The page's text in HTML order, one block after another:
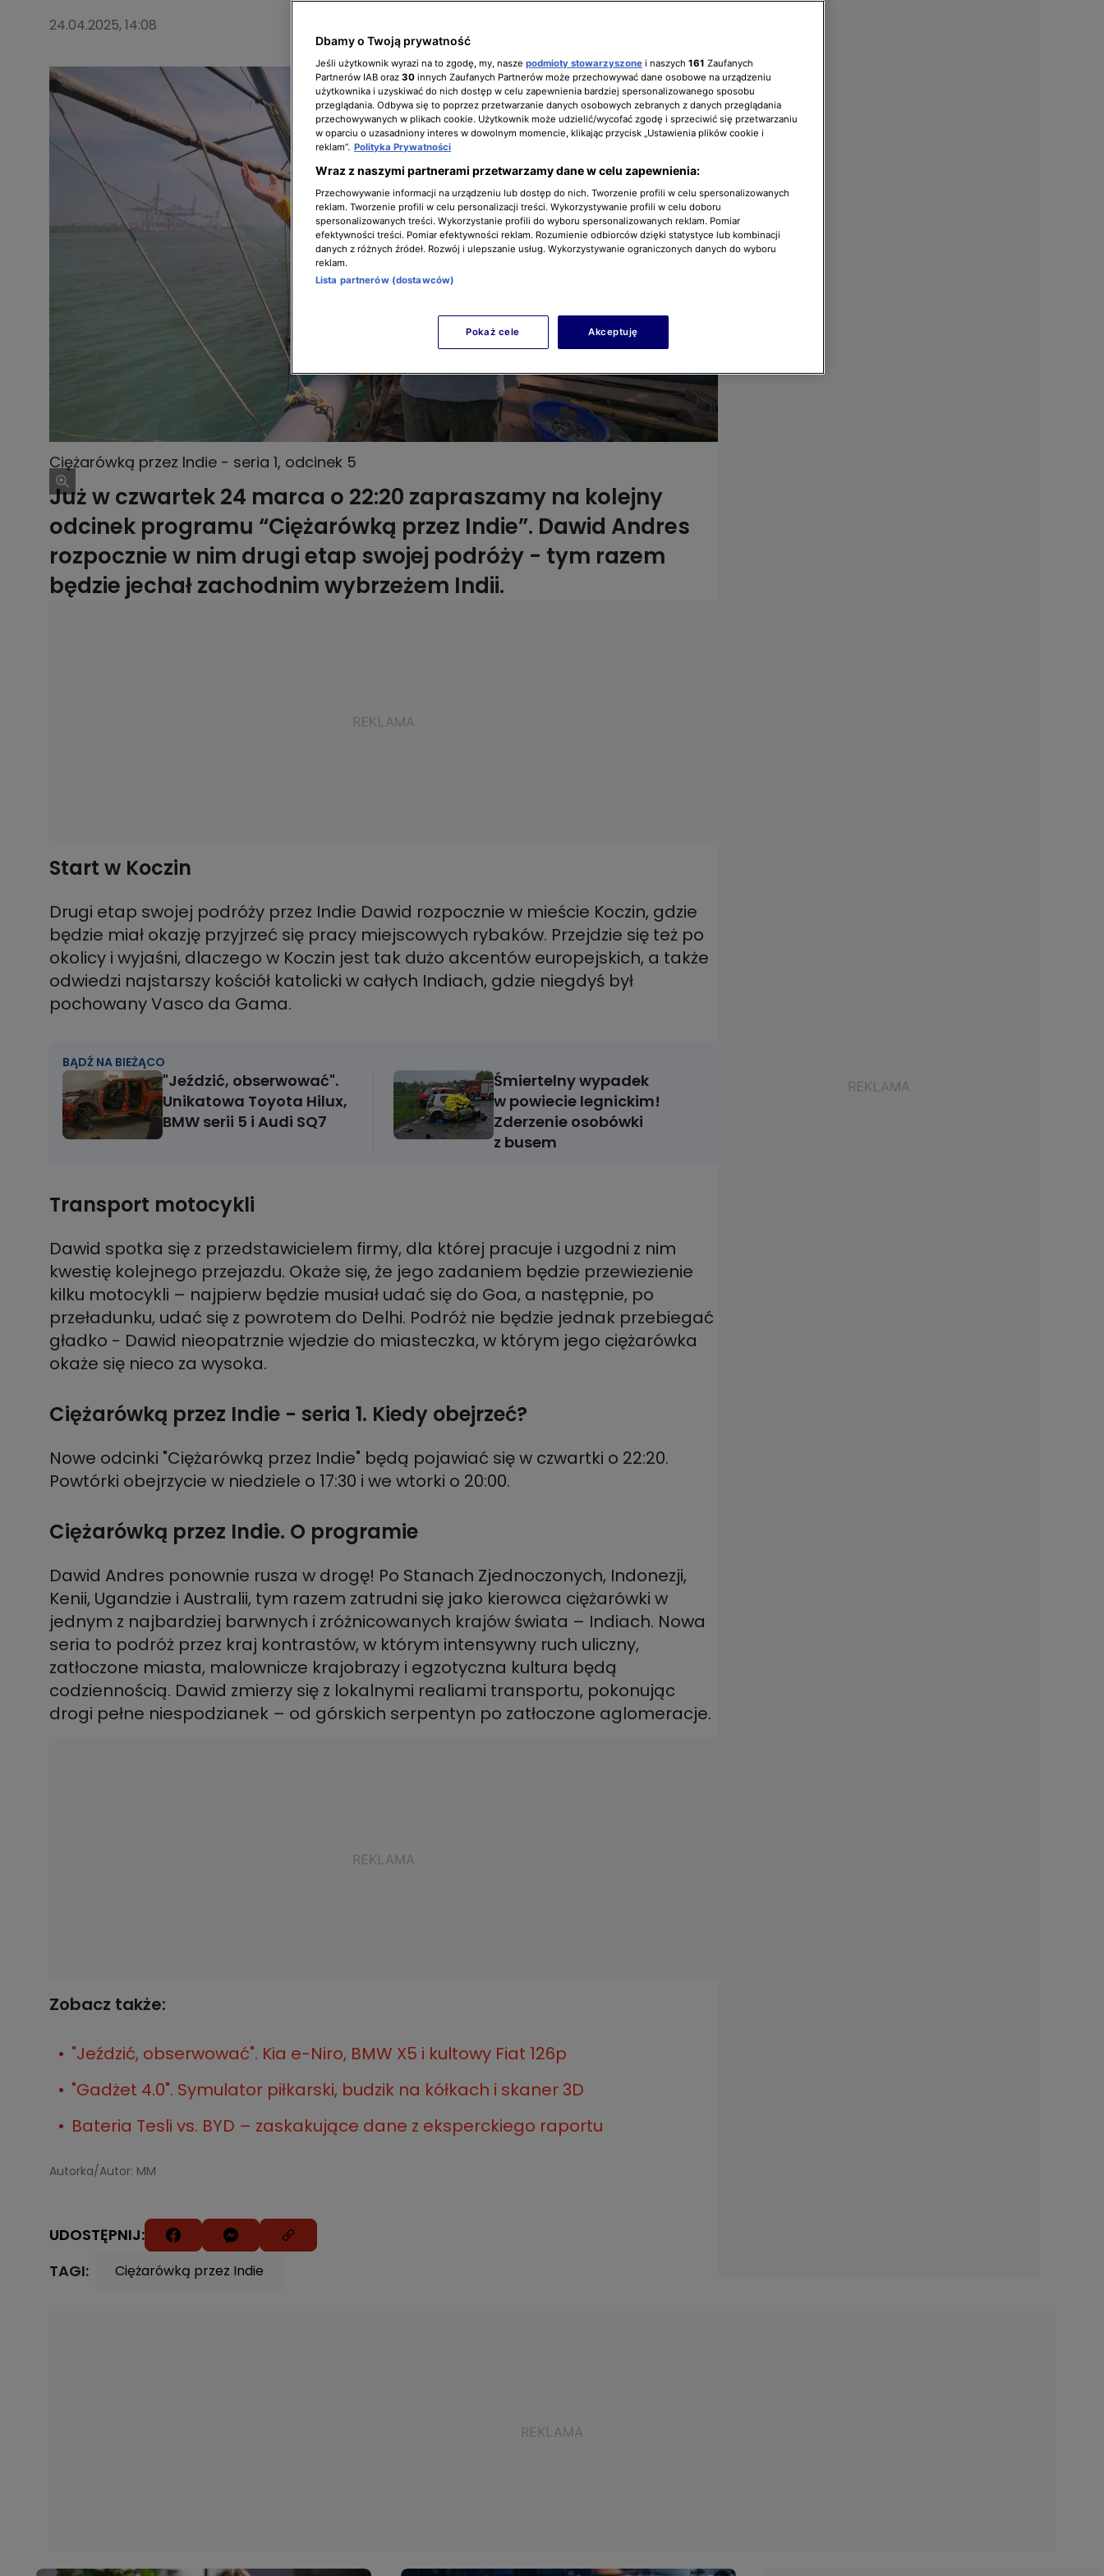
24.04.2025, 14:08
Ciężarówką przez Indie - seria 1, odcinek 5
Już w czwartek 24 marca o 22:20 zapraszamy na kolejny
odcinek programu “Ciężarówką przez Indie”. Dawid Andres
rozpocznie w nim drugi etap swojej podróży - tym razem
będzie jechał zachodnim wybrzeżem Indii.
Start w Koczin
Drugi etap swojej podróży przez Indie Dawid rozpocznie w mieście Koczin, gdzie
będzie miał okazję przyjrzeć się pracy miejscowych rybaków. Przejdzie się też po
okolicy i wyjaśni, dlaczego w Koczin jest tak dużo akcentów europejskich, a także
odwiedzi najstarszy kościół katolicki w całych Indiach, gdzie niegdyś był
pochowany Vasco da Gama.
BĄDŹ NA BIEŻĄCO
"Jeździć, obserwować".
Unikatowa Toyota Hilux,
BMW serii 5 i Audi SQ7
Śmiertelny wypadek
w powiecie legnickim!
Zderzenie osobówki
z busem
Transport motocykli
Dawid spotka się z przedstawicielem firmy, dla której pracuje i uzgodni z nim
kwestię kolejnego przejazdu. Okaże się, że jego zadaniem będzie przewiezienie
kilku motocykli – najpierw będzie musiał udać się do Goa, a następnie, po
przeładunku, udać się z powrotem do Delhi. Podróż nie będzie jednak przebiegać
gładko - Dawid nieopatrznie wjedzie do miasteczka, w którym jego ciężarówka
okaże się nieco za wysoka.
Ciężarówką przez Indie - seria 1. Kiedy obejrzeć?
Nowe odcinki "Ciężarówką przez Indie" będą pojawiać się w czwartki o 22:20.
Powtórki obejrzycie w niedziele o 17:30 i we wtorki o 20:00.
Ciężarówką przez Indie. O programie
Dawid Andres ponownie rusza w drogę! Po Stanach Zjednoczonych, Indonezji,
Kenii, Ugandzie i Australii, tym razem zatrudni się jako kierowca ciężarówki w
jednym z najbardziej barwnych i zróżnicowanych krajów świata – Indiach. Nowa
seria to podróż przez kraj kontrastów, w którym intensywny ruch uliczny,
zatłoczone miasta, malownicze krajobrazy i egzotyczna kultura będą
codziennością. Dawid zmierzy się z lokalnymi realiami transportu, pokonując
drogi pełne niespodzianek – od górskich serpentyn po zatłoczone aglomeracje.
Zobacz także:
"Jeździć, obserwować". Kia e-Niro, BMW X5 i kultowy Fiat 126p
"Gadżet 4.0". Symulator piłkarski, budzik na kółkach i skaner 3D
Bateria Tesli vs. BYD – zaskakujące dane z eksperckiego raportu
Autorka/Autor: MM
UDOSTĘPNIJ:
TAGI:
Ciężarówką przez Indie
Dbamy o Twoją prywatność
Jeśli użytkownik wyrazi na to zgodę, my, nasze podmioty stowarzyszone i naszych 161 Zaufanych
Partnerów IAB oraz 30 innych Zaufanych Partnerów może przechowywać dane osobowe na urządzeniu
użytkownika i uzyskiwać do nich dostęp w celu zapewnienia bardziej spersonalizowanego sposobu
przeglądania. Odbywa się to poprzez przetwarzanie danych osobowych zebranych z danych przeglądania
przechowywanych w plikach cookie. Użytkownik może udzielić/wycofać zgodę i sprzeciwić się przetwarzaniu
w oparciu o uzasadniony interes w dowolnym momencie, klikając przycisk „Ustawienia plików cookie i
reklam”. Polityka Prywatności
Wraz z naszymi partnerami przetwarzamy dane w celu zapewnienia:
Przechowywanie informacji na urządzeniu lub dostęp do nich. Tworzenie profili w celu spersonalizowanych
reklam. Tworzenie profili w celu personalizacji treści. Wykorzystywanie profili w celu doboru
spersonalizowanych treści. Wykorzystanie profili do wyboru spersonalizowanych reklam. Pomiar
efektywności treści. Pomiar efektywności reklam. Rozumienie odbiorców dzięki statystyce lub kombinacji
danych z różnych źródeł. Rozwój i ulepszanie usług. Wykorzystywanie ograniczonych danych do wyboru
reklam.
Lista partnerów (dostawców)
Pokaż cele Akceptuję